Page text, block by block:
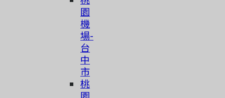
園
機
場-
台
中
市
桃